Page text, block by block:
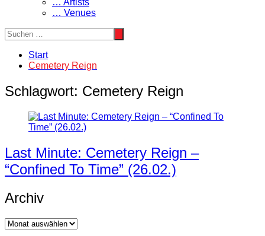
… Artists
… Venues
Start
Cemetery Reign
Schlagwort: Cemetery Reign
Last Minute: Cemetery Reign –
“Confined To Time” (26.02.)
Archiv
Archiv